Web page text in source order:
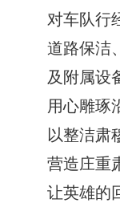
对车队行
道路保洁
及附属设
用心雕琢
以整洁肃
营造庄重
让英雄的